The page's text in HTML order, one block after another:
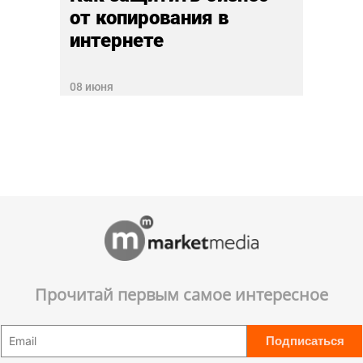
от копирования в
интернете
08 июня
Прочитай первым самое интересное
Подписаться